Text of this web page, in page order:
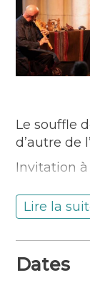
Le souffle
d’autre de
Invitation
dans
anciennes
flûtes
directes
grecque et
Lire la
Dates